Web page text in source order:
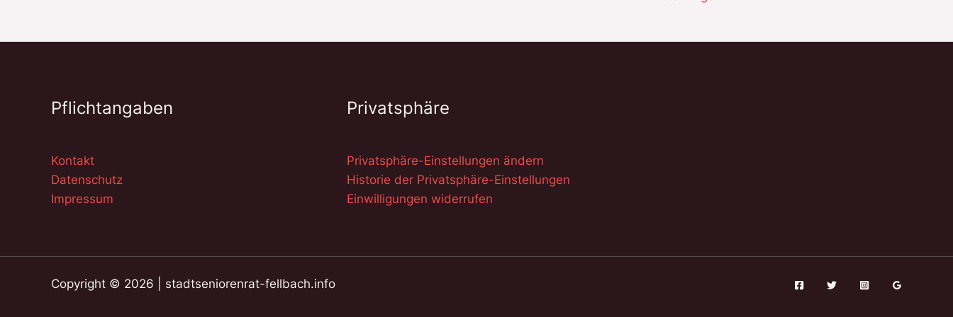
Pflichtangaben
Kontakt
Datenschutz
Impressum
Privatsphäre
Privatsphäre-Einstellungen ändern
Historie der Privatsphäre-Einstellungen
Einwilligungen widerrufen
Copyright © 2026 | stadtseniorenrat-fellbach.info